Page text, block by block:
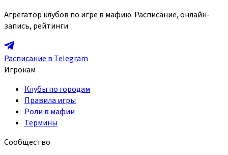
Агрегатор клубов по игре в мафию. Расписание, онлайн-
запись, рейтинги.
Расписание в Telegram
Игрокам
Клубы по городам
Правила игры
Роли в мафии
Термины
Сообщество